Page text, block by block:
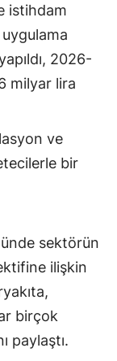
Hakkari
Kars
istihdam
2026-
milyar lira
ve
bir
sektörün
ilişkin
birçok
paylaştı.